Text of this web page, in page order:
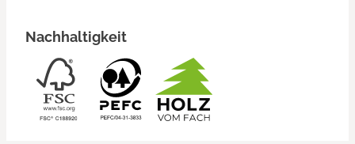
Nachhaltigkeit